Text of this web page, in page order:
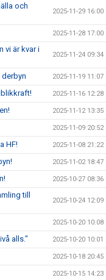
och
2025-11-29 16:00
2025-11-28 17:00
vi är kvar i
2025-11-24 09:34
2025-11-19 11:07
2025-11-16 12:28
2025-11-12 13:35
2025-11-09 20:52
HF! 2025-11-08 21:22
2025-11-02 18:47
2025-10-27 08:36
till
2025-10-24 12:09
2025-10-20 10:08
alls." 2025-10-20 10:01
2025-10-18 20:45
2025-10-15 14:23